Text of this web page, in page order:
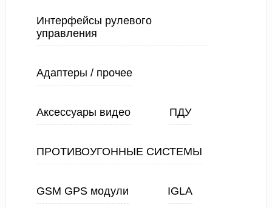
Интерфейсы рулевого
управления
Адаптеры / прочее
Аксессуары видео ПДУ
ПРОТИВОУГОННЫЕ СИСТЕМЫ
GSM GPS модули IGLA